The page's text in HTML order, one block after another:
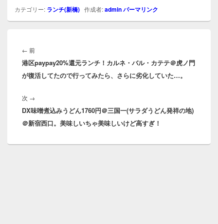
カテゴリー: ランチ(新橋) 作成者:adminパーマリンク
稿
ナ
ビ
ゲ
シ
ョ
ン
← 前前
の
投
港区paypay20%還元ランチ！カルネ・バル・カテテ＠虎ノ門
が復活してたので行ってみたら、さらに劣化していた…。
次 →
の
投
DX味噌煮込みうどん1760円＠三国一(サラダうどん発祥の地)
＠新宿西口。美味しいちゃ美味しいけど高すぎ！